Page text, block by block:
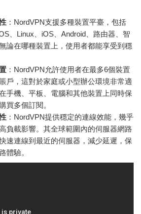
：NordVPN支援多種裝置平臺，包括
、Linux、iOS、Android、路由器、智
論在哪種裝置上，使用者都能享受到穩
：NordVPN允許使用者在最多6個裝置
戶，這對於家庭或小型辦公環境非常適
手機、平板、電腦和其他裝置上同時保
買多個訂閱。
：NordVPN提供穩定的連線效能，幾乎
負載影響。其全球範圍內的伺服器網路
速連線到最近的伺服器，減少延遲，保
體驗。